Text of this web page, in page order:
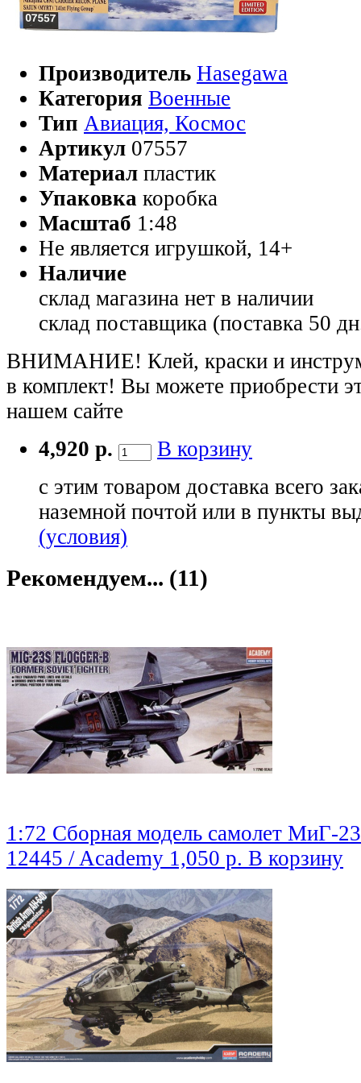
Производитель Hasegawa
Категория Военные
Тип Авиация, Космос
Артикул 07557
Материал пластик
Упаковка коробка
Масштаб 1:48
Не является игрушкой, 14+
Наличие
склад магазина нет в наличии
склад поставщика (поставка 50
ВНИМАНИЕ! Клей, краски и
в комплект! Вы можете приобрести
нашем сайте
4,920 р.
В корзину
с этим товаром доставка всего
наземной почтой или в пункты
(условия)
Рекомендуем... (11)
1:72 Сборная модель самолет МиГ-
12445 / Academy 1,050 р. В корзину